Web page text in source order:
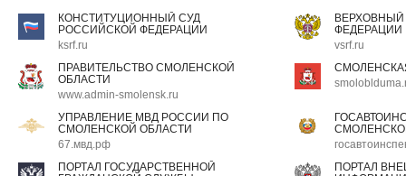
КОНСТИТУЦИОННЫЙ СУД
РОССИЙСКОЙ ФЕДЕРАЦИИ
ksrf.ru
ФЕДЕРАЦИИ
vsrf.ru
ПРАВИТЕЛЬСТВО СМОЛЕНСКОЙ
ОБЛАСТИ
www.admin-smolensk.ru
УПРАВЛЕНИЕ МВД РОССИИ ПО
СМОЛЕНСКОЙ ОБЛАСТИ
67.мвд.рф
ПОРТАЛ ГОСУДАРСТВЕННОЙ
ПОРТАЛ